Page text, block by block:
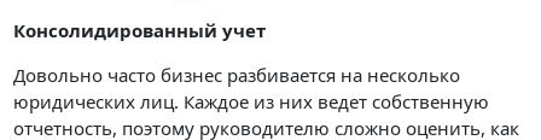
Консолидированный учет
Довольно часто бизнес разбивается на несколько
юридических лиц. Каждое из них ведет собственную
отчетность, поэтому руководителю сложно оценить, как